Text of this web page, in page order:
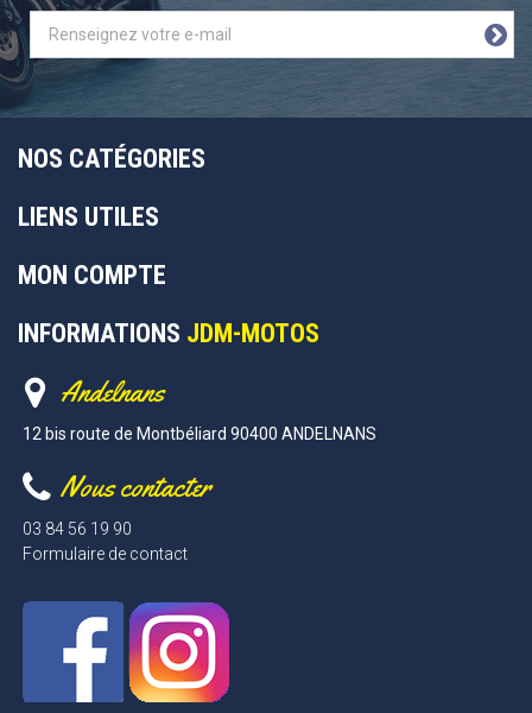
NOS CATÉGORIES
LIENS UTILES
MON COMPTE
INFORMATIONS JDM-MOTOS
Andelnans
12 bis route de Montbéliard 90400 ANDELNANS
Nous contacter
03 84 56 19 90
Formulaire de contact